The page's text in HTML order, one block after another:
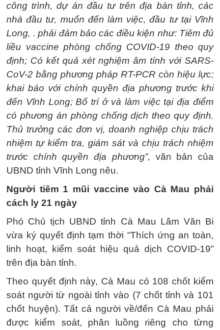
công trình, dự án đầu tư trên địa bàn tỉnh, các
nhà đầu tư, muốn đến làm việc, đầu tư tại Vĩnh
Long, . phải đảm bảo các điều kiện như: Tiêm đủ
liều vaccine phòng chống COVID-19 theo quy
định; Có kết quả xét nghiệm âm tính với SARS-
CoV-2 bằng phương pháp RT-PCR còn hiệu lực;
khai báo với chính quyền địa phương trước khi
đến Vĩnh Long; Bố trí ở và làm việc tại địa điểm
có phương án phòng chống dịch theo quy định.
Thủ trưởng các đơn vị, doanh nghiệp chịu trách
nhiệm tự kiểm tra, giám sát và chịu trách nhiệm
trước chính quyền địa phương”, văn bản của
UBND tỉnh Vĩnh Long nêu.
Người tiêm 1 mũi vaccine vào Cà Mau phải
cách ly 21 ngày
Phó Chủ tịch UBND tỉnh Cà Mau Lâm Văn Bi
vừa ký quyết định tạm thời “Thích ứng an toàn,
linh hoạt, kiểm soát hiệu quả dịch COVID-19”
trên địa bàn tỉnh.
Theo quyết định này, Cà Mau có 108 chốt kiểm
soát người từ ngoài tỉnh vào (7 chốt tỉnh và 101
chốt huyện). Tất cả người về/đến Cà Mau phải
được kiểm soát, phân luồng riêng cho từng